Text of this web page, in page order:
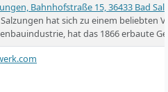
Bahnhofstraße 15, 36433 Bad
Salzungen hat sich zu einem
hat das 1866 erbaute